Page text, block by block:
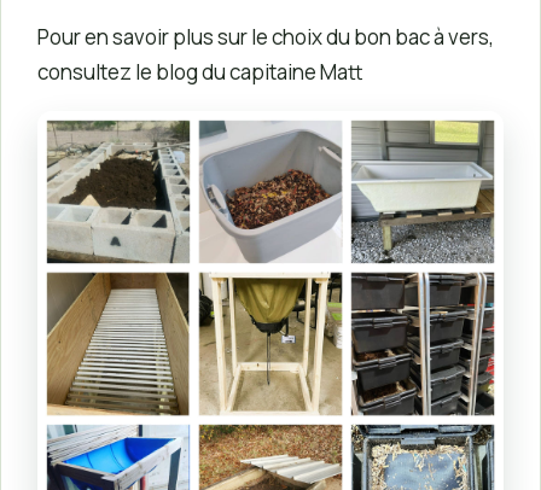
Pour en savoir plus sur le choix du bon bac à vers,
consultez le blog du capitaine Matt